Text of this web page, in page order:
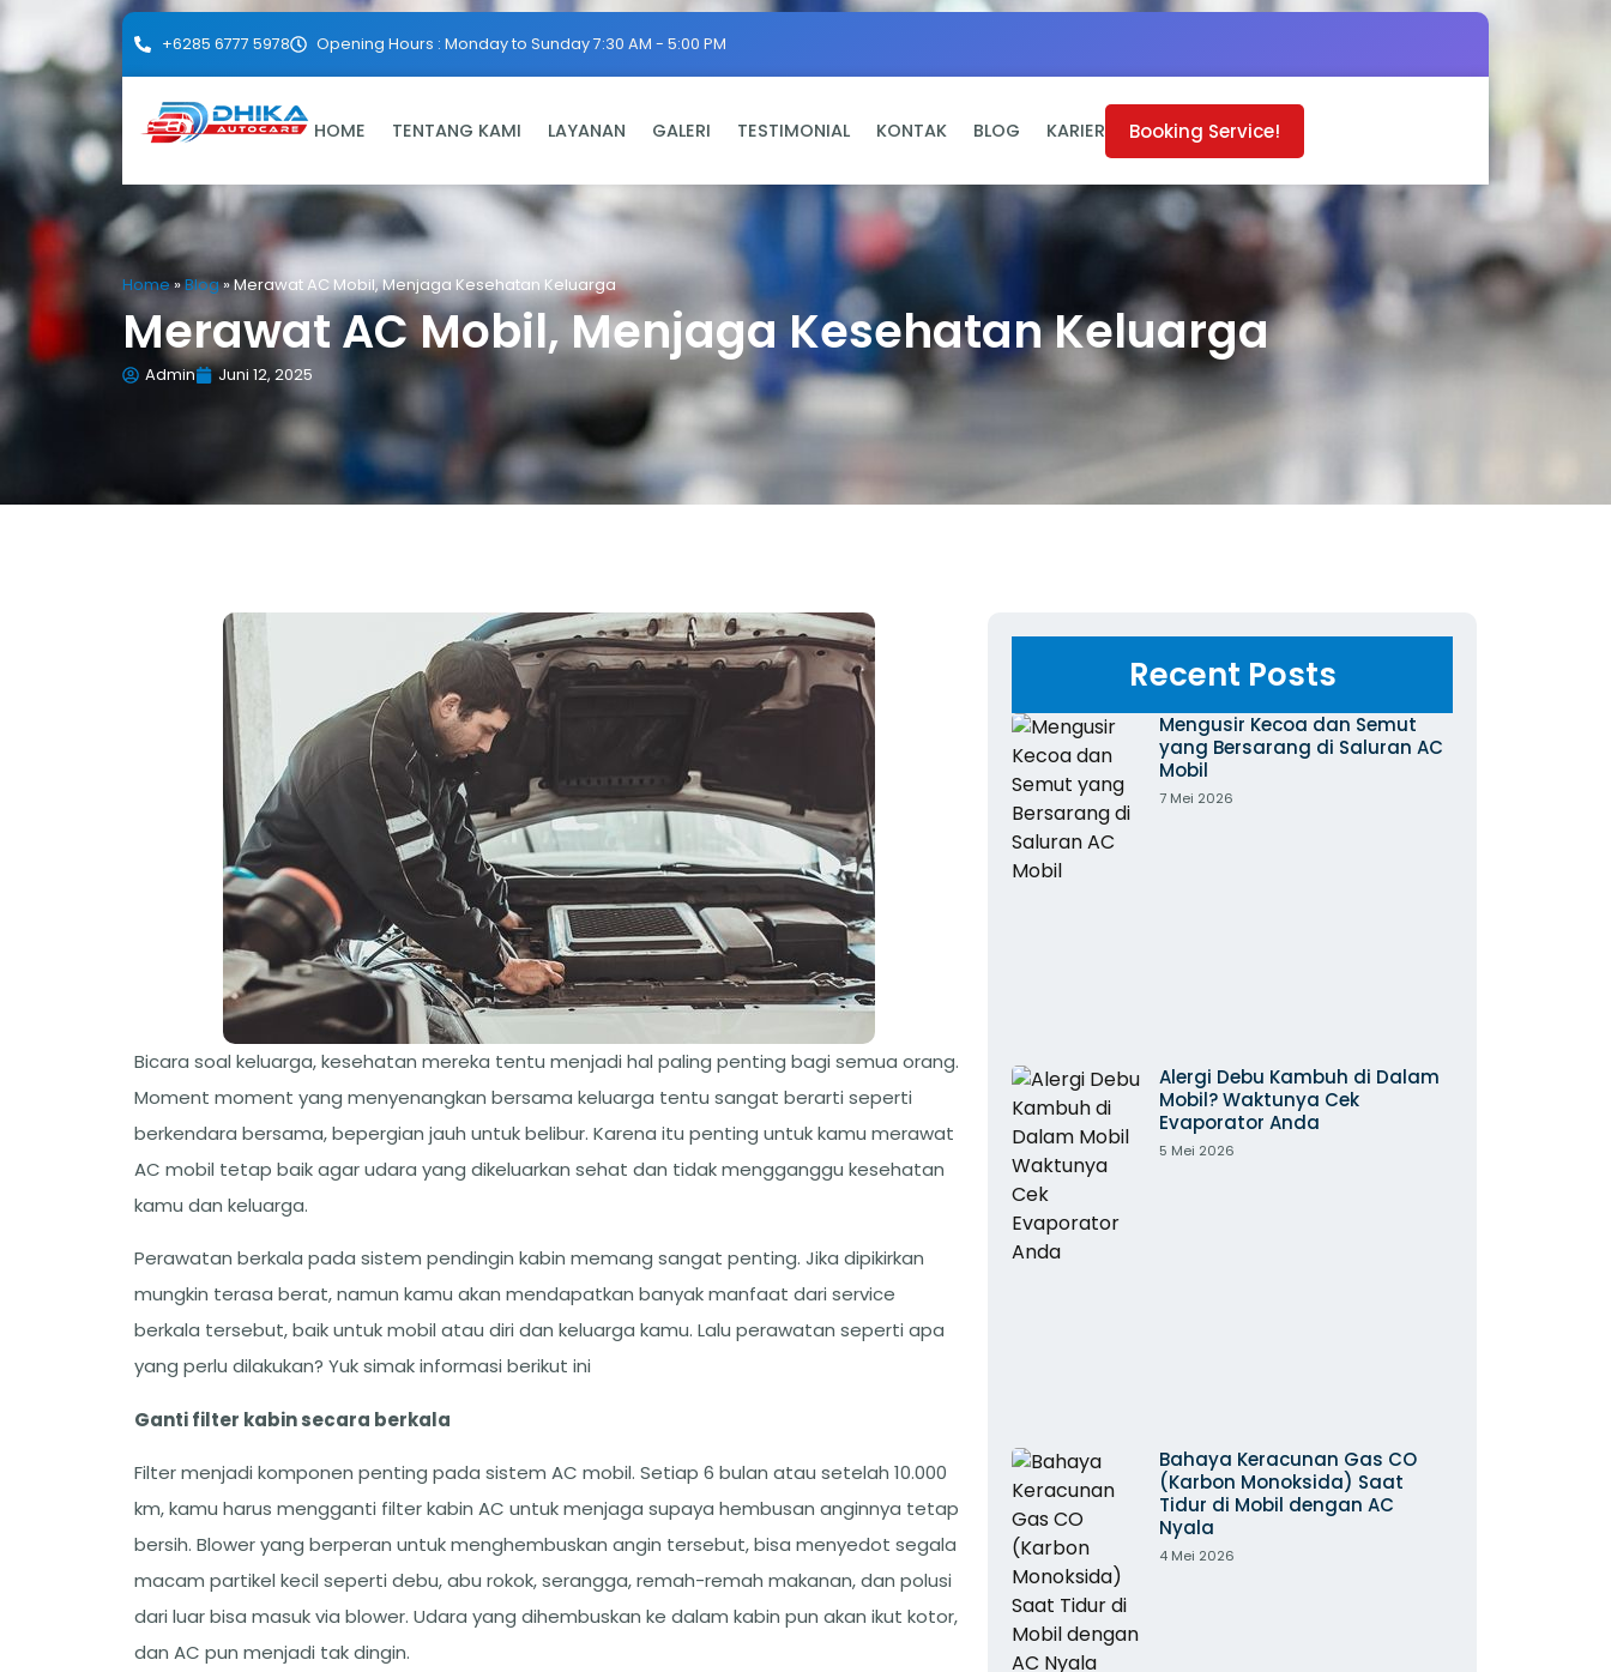
+6285 6777 5978 Opening Hours : Monday to Sunday 7:30 AM - 5:00 PM
HOME TENTANG KAMI LAYANAN GALERI TESTIMONIAL KONTAK BLOG KARIER Booking Service!
Home»Blog»Merawat AC Mobil, Menjaga Kesehatan Keluarga
Merawat AC Mobil, Menjaga Kesehatan Keluarga
Admin Juni 12, 2025
Bicara soal keluarga, kesehatan mereka tentu menjadi hal paling penting bagi semua orang.
Moment moment yang menyenangkan bersama keluarga tentu sangat berarti seperti
berkendara bersama, bepergian jauh untuk belibur. Karena itu penting untuk kamu merawat
AC mobil tetap baik agar udara yang dikeluarkan sehat dan tidak mengganggu kesehatan
kamu dan keluarga.
Perawatan berkala pada sistem pendingin kabin memang sangat penting. Jika dipikirkan
mungkin terasa berat, namun kamu akan mendapatkan banyak manfaat dari service
berkala tersebut, baik untuk mobil atau diri dan keluarga kamu. Lalu perawatan seperti apa
yang perlu dilakukan? Yuk simak informasi berikut ini
Ganti filter kabin secara berkala
Filter menjadi komponen penting pada sistem AC mobil. Setiap 6 bulan atau setelah 10.000
km, kamu harus mengganti filter kabin AC untuk menjaga supaya hembusan anginnya tetap
bersih. Blower yang berperan untuk menghembuskan angin tersebut, bisa menyedot segala
macam partikel kecil seperti debu, abu rokok, serangga, remah-remah makanan, dan polusi
dari luar bisa masuk via blower. Udara yang dihembuskan ke dalam kabin pun akan ikut kotor,
dan AC pun menjadi tak dingin.
Recent Posts
Mengusir Kecoa dan Semut
yang Bersarang di Saluran AC
Mobil
7 Mei 2026
Alergi Debu Kambuh di Dalam
Mobil? Waktunya Cek
Evaporator Anda
5 Mei 2026
Bahaya Keracunan Gas CO
(Karbon Monoksida) Saat
Tidur di Mobil dengan AC
Nyala
4 Mei 2026